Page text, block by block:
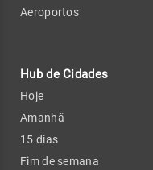
Aeroportos
Hub de Cidades
Hoje
Amanhã
15 dias
Fim de semana